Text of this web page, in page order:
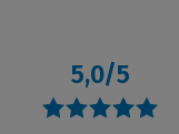
5,0/5